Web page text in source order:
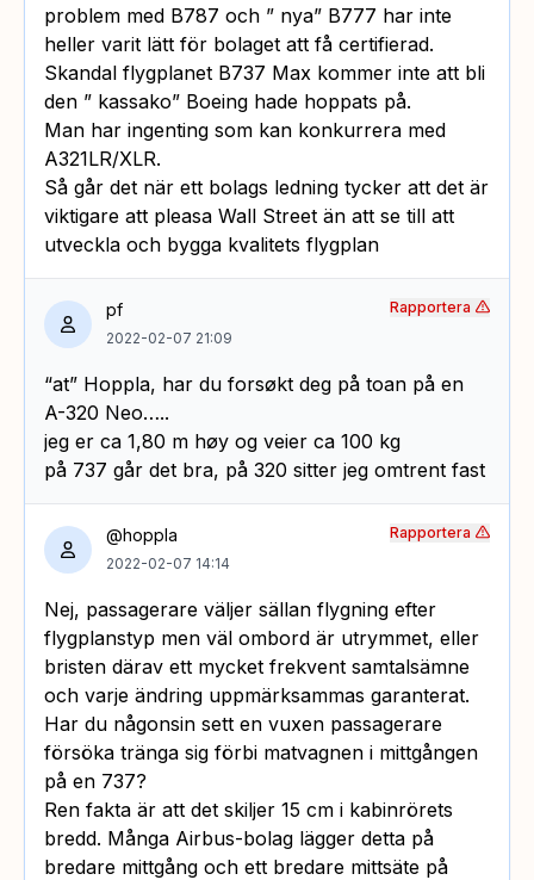
problem med B787 och ” nya” B777 har inte
heller varit lätt för bolaget att få certifierad.
Skandal flygplanet B737 Max kommer inte att bli
den ” kassako” Boeing hade hoppats på.
Man har ingenting som kan konkurrera med
A321LR/XLR.
Så går det när ett bolags ledning tycker att det är
viktigare att pleasa Wall Street än att se till att
utveckla och bygga kvalitets flygplan
pf
2022-02-07 21:09
“at” Hoppla, har du forsøkt deg på toan på en
A-320 Neo…..
jeg er ca 1,80 m høy og veier ca 100 kg
på 737 går det bra, på 320 sitter jeg omtrent fast
Rapportera
@hoppla
2022-02-07 14:14
Nej, passagerare väljer sällan flygning efter
flygplanstyp men väl ombord är utrymmet, eller
bristen därav ett mycket frekvent samtalsämne
och varje ändring uppmärksammas garanterat.
Har du någonsin sett en vuxen passagerare
försöka tränga sig förbi matvagnen i mittgången
på en 737?
Ren fakta är att det skiljer 15 cm i kabinrörets
bredd. Många Airbus-bolag lägger detta på
bredare mittgång och ett bredare mittsäte på
Rapportera